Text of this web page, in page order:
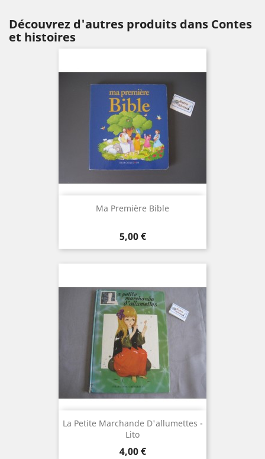
Découvrez d'autres produits dans Contes
et histoires
Ma Première Bible
Prix
5,00 €
La Petite Marchande D'allumettes -
Lito
Prix
4,00 €